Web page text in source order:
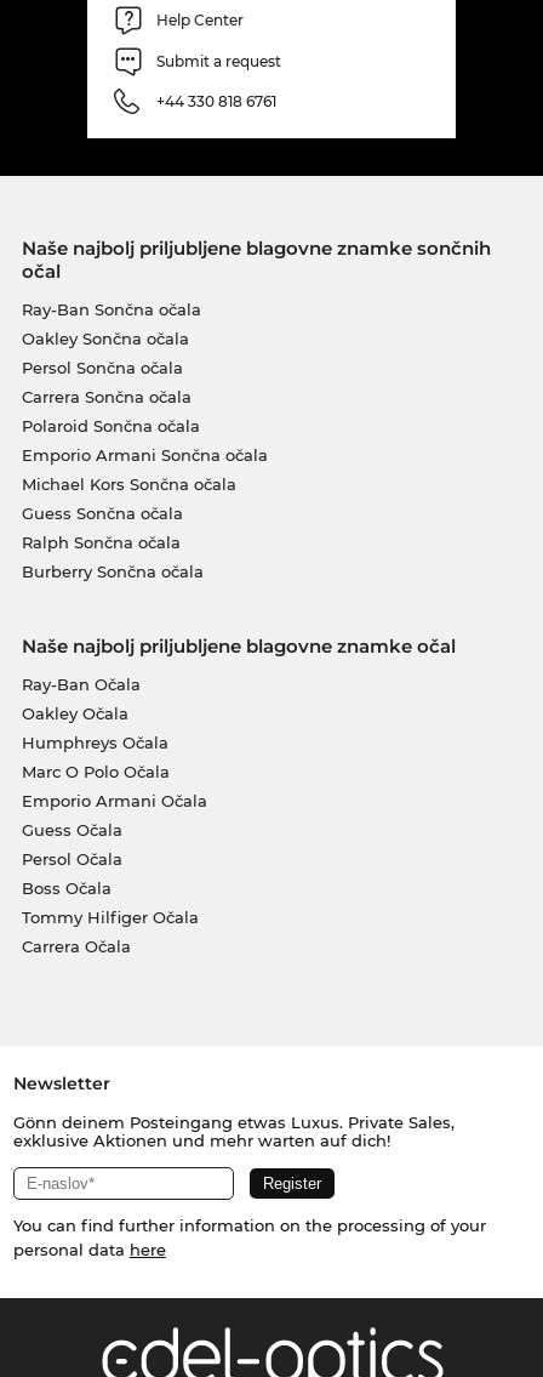
Help Center
Submit a request
+44 330 818 6761
Naše najbolj priljubljene blagovne znamke sončnih
očal
Ray-Ban Sončna očala
Oakley Sončna očala
Persol Sončna očala
Carrera Sončna očala
Polaroid Sončna očala
Emporio Armani Sončna očala
Michael Kors Sončna očala
Guess Sončna očala
Ralph Sončna očala
Burberry Sončna očala
Naše najbolj priljubljene blagovne znamke očal
Ray-Ban Očala
Oakley Očala
Humphreys Očala
Marc O Polo Očala
Emporio Armani Očala
Guess Očala
Persol Očala
Boss Očala
Tommy Hilfiger Očala
Carrera Očala
Newsletter
Gönn deinem Posteingang etwas Luxus. Private Sales,
exklusive Aktionen und mehr warten auf dich!
You can find further information on the processing of your
personal data here